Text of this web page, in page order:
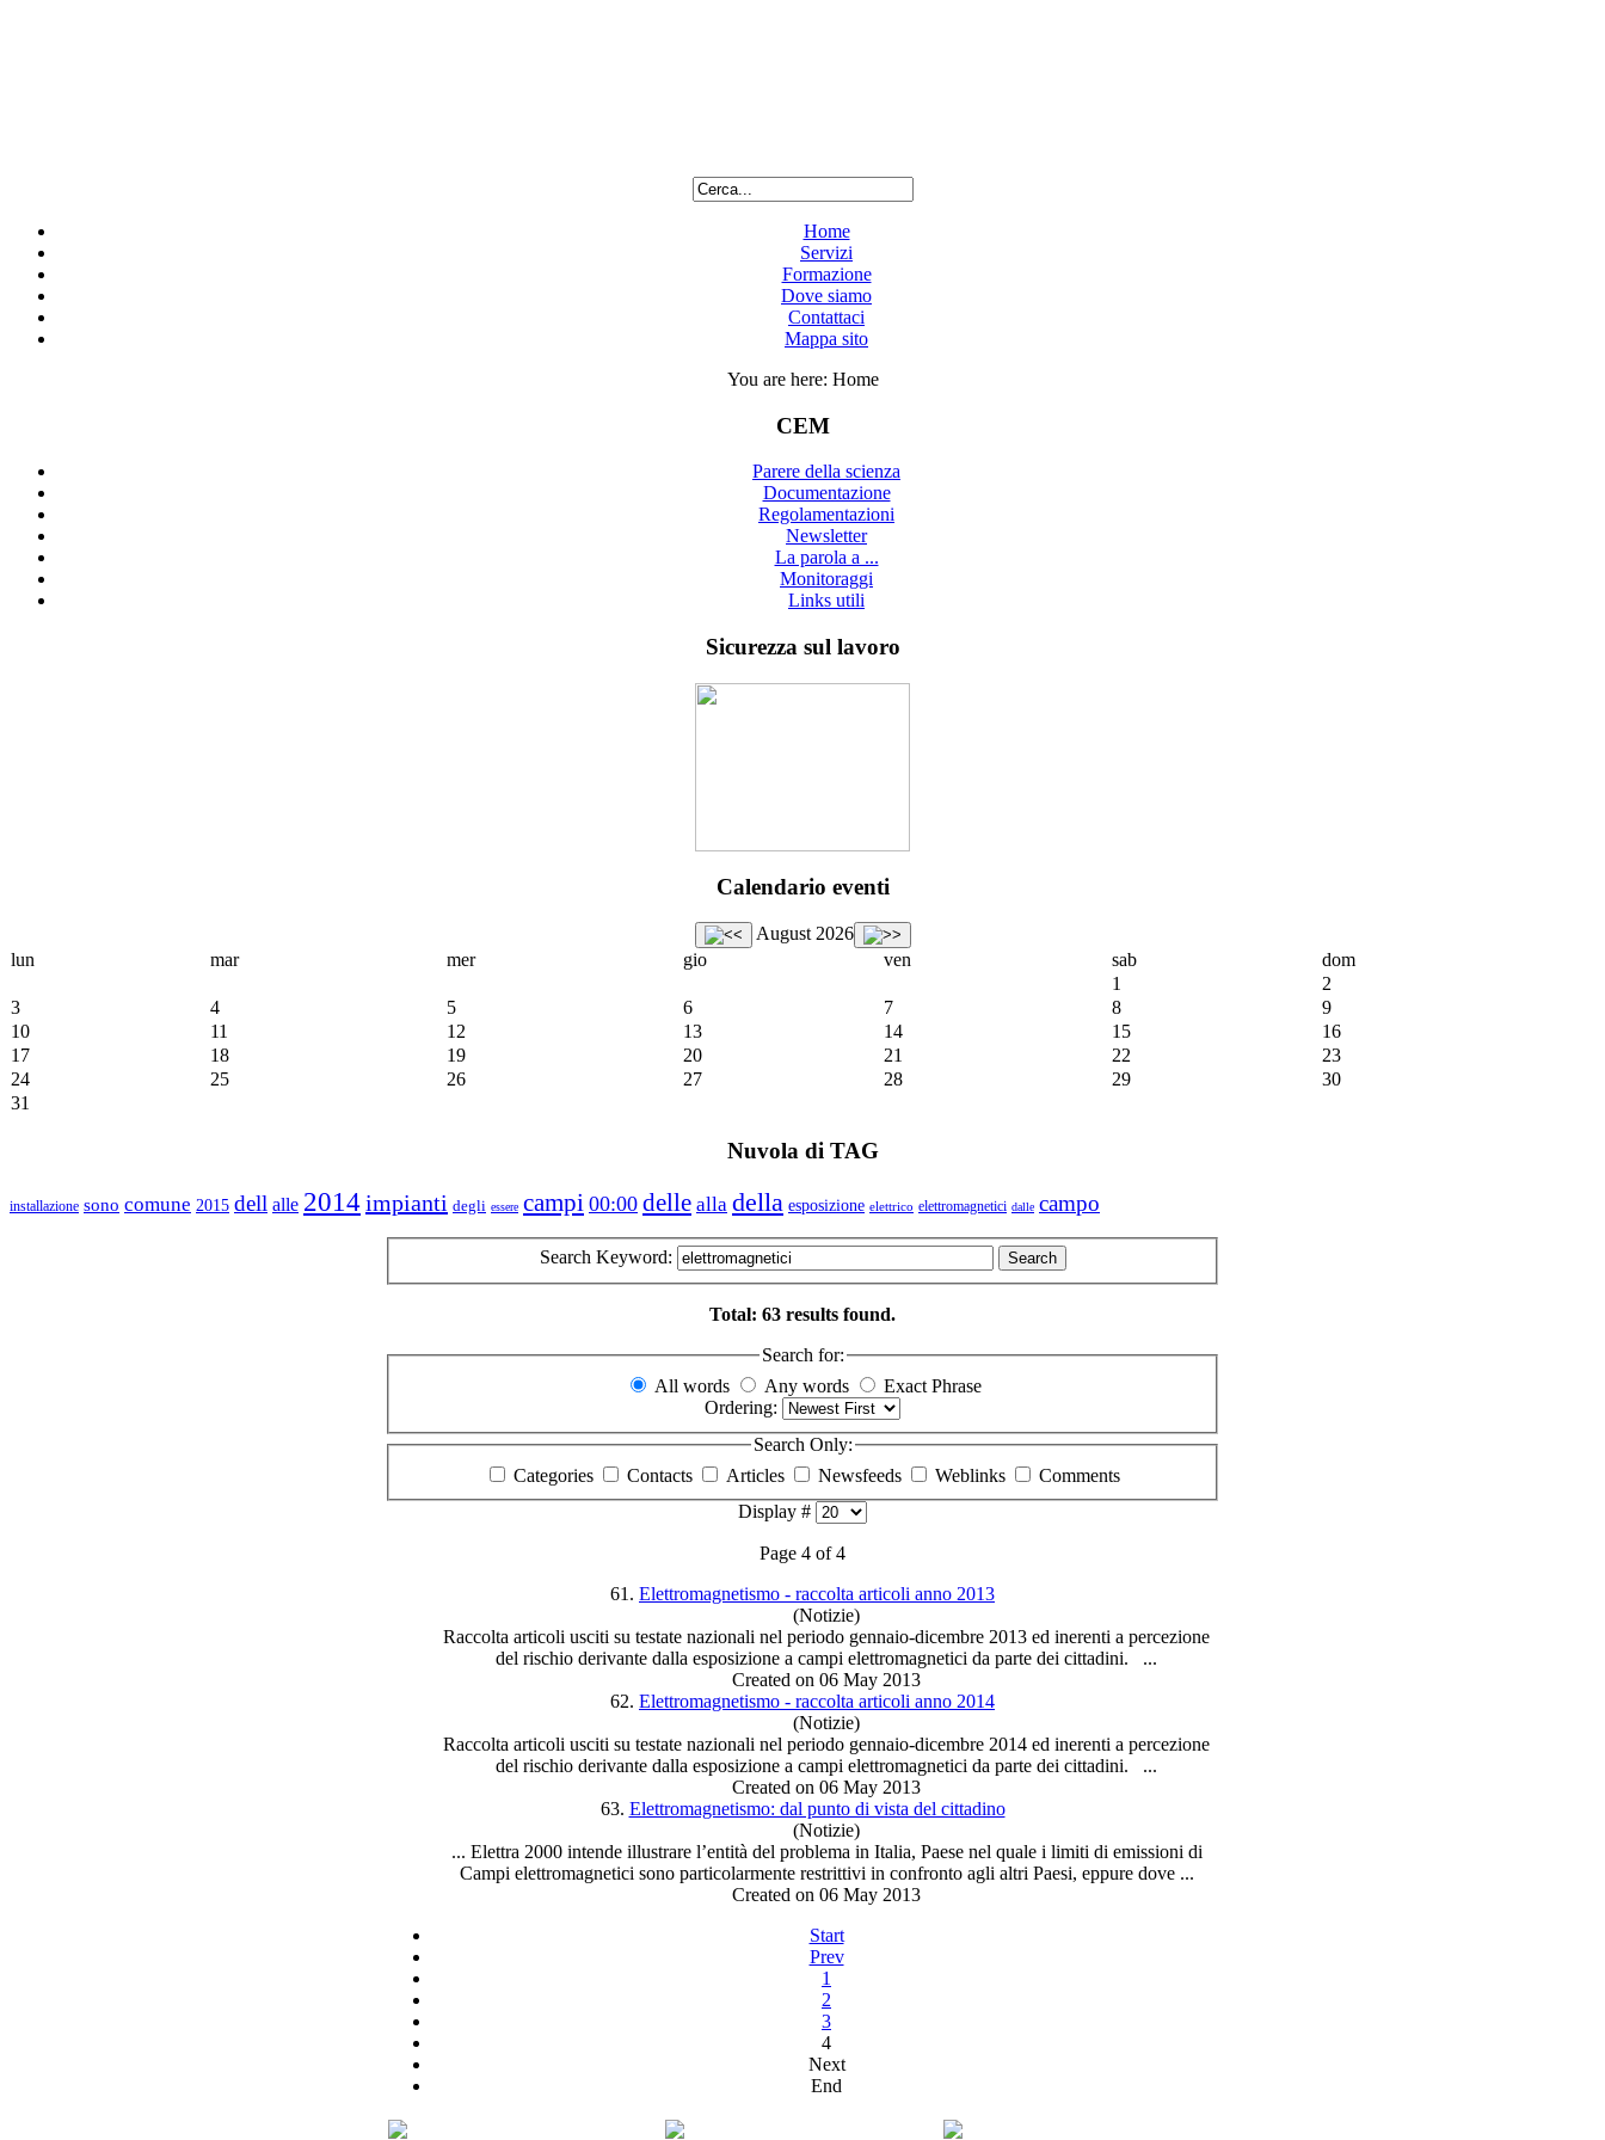
Home
Servizi
Formazione
Dove siamo
Contattaci
Mappa sito
You are here: Home
CEM
Parere della scienza
Documentazione
Regolamentazioni
Newsletter
La parola a ...
Monitoraggi
Links utili
Sicurezza sul lavoro
Calendario eventi
August 2026
lun
mar mer gio ven sab
dom
1
2
3
4 5 6 7 8
9
10
11 12 13 14 15
16
17
18 19 20 21 22
23
24
25 26 27 28 29
30
31
Nuvola di TAG
installazione sono comune 2015 dell alle 2014impianti degli essere campi 00:00 delle alla della esposizione elettrico elettromagnetici dalle campo
Search Keyword: Search
Total: 63 results found.
Search for:
All words
Any words
Exact Phrase
Ordering:
Search Only:
Categories
Contacts Articles Newsfeeds Weblinks
Comments
Display #
Page 4 of 4
61. Elettromagnetismo - raccolta articoli anno 2013
(Notizie)
Raccolta articoli usciti su testate nazionali nel periodo gennaio-dicembre 2013 ed inerenti a percezione
del rischio derivante dalla esposizione a campi elettromagnetici da parte dei cittadini. ...
Created on 06 May 2013
62. Elettromagnetismo - raccolta articoli anno 2014
(Notizie)
Raccolta articoli usciti su testate nazionali nel periodo gennaio-dicembre 2014 ed inerenti a percezione
del rischio derivante dalla esposizione a campi elettromagnetici da parte dei cittadini. ...
Created on 06 May 2013
63. Elettromagnetismo: dal punto di vista del cittadino
(Notizie)
... Elettra 2000 intende illustrare l’entità del problema in Italia, Paese nel quale i limiti di emissioni di
Campi elettromagnetici sono particolarmente restrittivi in confronto agli altri Paesi, eppure dove ...
Created on 06 May 2013
Start
Prev
1
2
3
4
Next
End